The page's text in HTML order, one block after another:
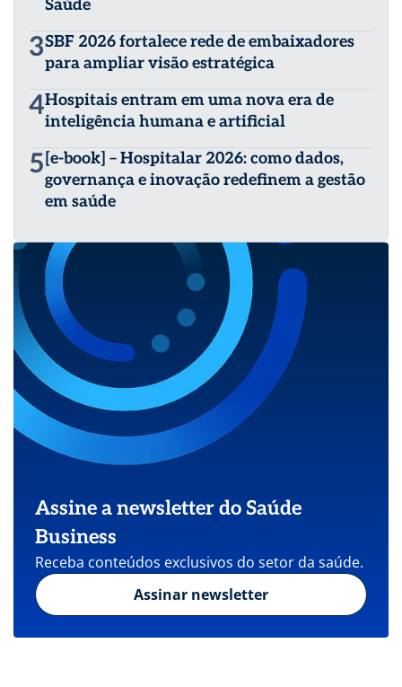
Saúde
3SBF 2026 fortalece rede de embaixadores
para ampliar visão estratégica
4Hospitais entram em uma nova era de
inteligência humana e artificial
5 [e-book] – Hospitalar 2026: como dados,
governança e inovação redefinem a gestão
em saúde
Assine a newsletter do Saúde
Business
Receba conteúdos exclusivos do setor da saúde.
Assinar newsletter